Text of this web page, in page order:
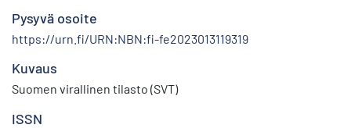
Pysyvä osoite
https://urn.fi/URN:NBN:fi-fe2023013119319
Kuvaus
Suomen virallinen tilasto (SVT)
ISSN